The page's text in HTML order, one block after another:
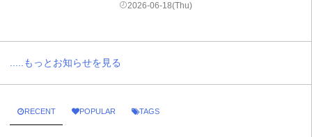
2026-06-18(Thu)
.....もっとお知らせを見る
RECENT POPULAR TAGS